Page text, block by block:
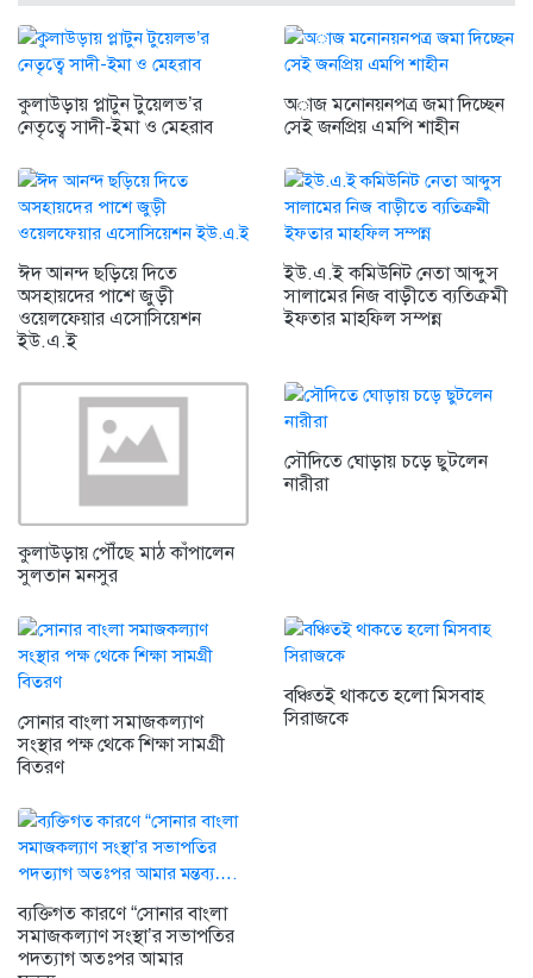
কুলাউড়ায় প্লাটুন টুয়েলভ’র
নেতৃত্বে সাদী-ইমা ও মেহরাব
অাজ মনোনয়নপত্র জমা দিচ্ছেন
সেই জনপ্রিয় এমপি শাহীন
ঈদ আনন্দ ছড়িয়ে দিতে
অসহায়দের পাশে জুড়ী
ওয়েলফেয়ার এসোসিয়েশন
ইউ.এ.ই
ইউ.এ.ই কমিউনিট নেতা আব্দুস
সালামের নিজ বাড়ীতে ব্যতিক্রমী
ইফতার মাহফিল সম্পন্ন
কুলাউড়ায় পৌঁছে মাঠ কাঁপালেন
সুলতান মনসুর
সৌদিতে ঘোড়ায় চড়ে ছুটলেন
নারীরা
সোনার বাংলা সমাজকল্যাণ
সংস্থার পক্ষ থেকে শিক্ষা সামগ্রী
বিতরণ
বঞ্চিতই থাকতে হলো মিসবাহ
সিরাজকে
ব্যক্তিগত কারণে “সোনার বাংলা
সমাজকল্যাণ সংস্থা’র সভাপতির
পদত্যাগ অতঃপর আমার